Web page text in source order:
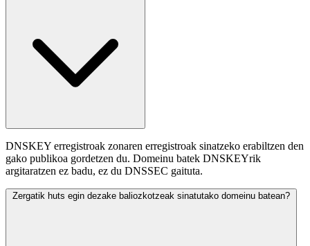
DNSKEY erregistroak zonaren erregistroak sinatzeko erabiltzen den
gako publikoa gordetzen du. Domeinu batek DNSKEYrik
argitaratzen ez badu, ez du DNSSEC gaituta.
Zergatik huts egin dezake baliozkotzeak sinatutako domeinu batean?